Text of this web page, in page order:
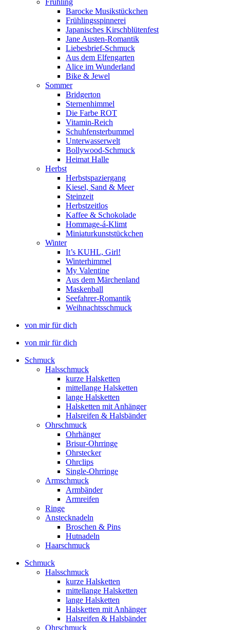
Frühling
Barocke Musikstückchen
Frühlingsspinnerei
Japanisches Kirschblütenfest
Jane Austen-Romantik
Liebesbrief-Schmuck
Aus dem Elfengarten
Alice im Wunderland
Bike & Jewel
Sommer
Bridgerton
Sternenhimmel
Die Farbe ROT
Vitamin-Reich
Schuhfensterbummel
Unterwasserwelt
Bollywood-Schmuck
Heimat Halle
Herbst
Herbstspaziergang
Kiesel, Sand & Meer
Steinzeit
Herbstzeitlos
Kaffee & Schokolade
Hommage-á-Klimt
Miniaturkunststückchen
Winter
It’s KUHL, Girl!
Winterhimmel
My Valentine
Aus dem Märchenland
Maskenball
Seefahrer-Romantik
Weihnachtsschmuck
von mir für dich
von mir für dich
Schmuck
Halsschmuck
kurze Halsketten
mittellange Halsketten
lange Halsketten
Halsketten mit Anhänger
Halsreifen & Halsbänder
Ohrschmuck
Ohrhänger
Brisur-Ohrringe
Ohrstecker
Ohrclips
Single-Ohrringe
Armschmuck
Armbänder
Armreifen
Ringe
Anstecknadeln
Broschen & Pins
Hutnadeln
Haarschmuck
Schmuck
Halsschmuck
kurze Halsketten
mittellange Halsketten
lange Halsketten
Halsketten mit Anhänger
Halsreifen & Halsbänder
Ohrschmuck